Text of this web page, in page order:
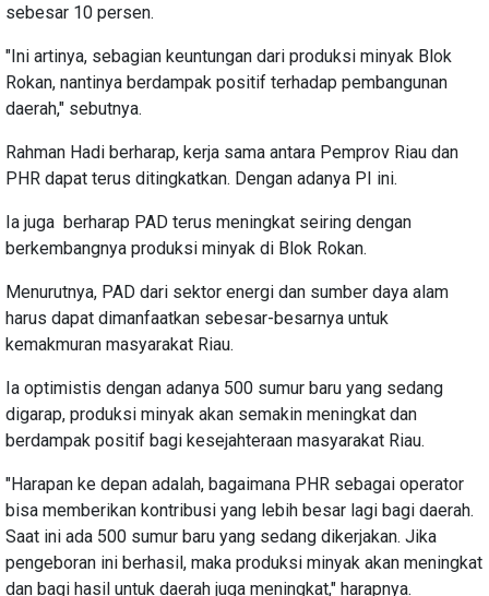
sebesar 10 persen.
"Ini artinya, sebagian keuntungan dari produksi minyak Blok
Rokan, nantinya berdampak positif terhadap pembangunan
daerah," sebutnya.
Rahman Hadi berharap, kerja sama antara Pemprov Riau dan
PHR dapat terus ditingkatkan. Dengan adanya PI ini.
Ia juga berharap PAD terus meningkat seiring dengan
berkembangnya produksi minyak di Blok Rokan.
Menurutnya, PAD dari sektor energi dan sumber daya alam
harus dapat dimanfaatkan sebesar-besarnya untuk
kemakmuran masyarakat Riau.
Ia optimistis dengan adanya 500 sumur baru yang sedang
digarap, produksi minyak akan semakin meningkat dan
berdampak positif bagi kesejahteraan masyarakat Riau.
"Harapan ke depan adalah, bagaimana PHR sebagai operator
bisa memberikan kontribusi yang lebih besar lagi bagi daerah.
Saat ini ada 500 sumur baru yang sedang dikerjakan. Jika
pengeboran ini berhasil, maka produksi minyak akan meningkat
dan bagi hasil untuk daerah juga meningkat," harapnya.